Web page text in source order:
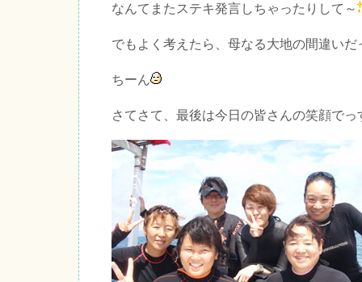
なんてまたステキ発言しちゃったりして～
でもよく考えたら、母なる大地の間違いだ
ちーん
さてさて、最後は今日の皆さんの笑顔でっ